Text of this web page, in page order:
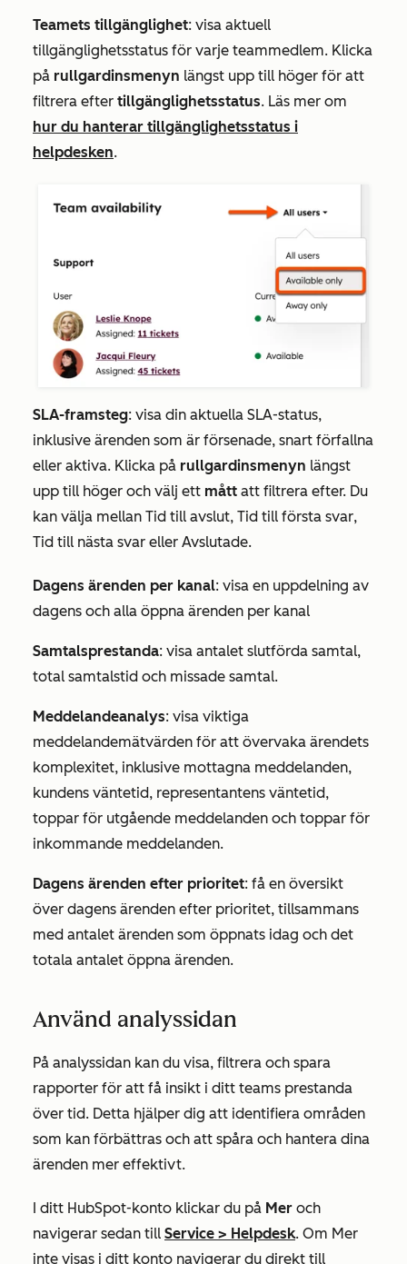
Teamets tillgänglighet: visa aktuell
tillgänglighetsstatus för varje teammedlem. Klicka
på rullgardinsmenyn längst upp till höger för att
filtrera efter tillgänglighetsstatus. Läs mer om
hur du hanterar tillgänglighetsstatus i
helpdesken.
SLA-framsteg: visa din aktuella SLA-status,
inklusive ärenden som är försenade, snart förfallna
eller aktiva. Klicka på rullgardinsmenyn längst
upp till höger och välj ett mått att filtrera efter. Du
kan välja mellan Tid till avslut, Tid till första svar,
Tid till nästa svar eller Avslutade.
Dagens ärenden per kanal: visa en uppdelning av
dagens och alla öppna ärenden per kanal
Samtalsprestanda: visa antalet slutförda samtal,
total samtalstid och missade samtal.
Meddelandeanalys: visa viktiga
meddelandemätvärden för att övervaka ärendets
komplexitet, inklusive mottagna meddelanden,
kundens väntetid, representantens väntetid,
toppar för utgående meddelanden och toppar för
inkommande meddelanden.
Dagens ärenden efter prioritet: få en översikt
över dagens ärenden efter prioritet, tillsammans
med antalet ärenden som öppnats idag och det
totala antalet öppna ärenden.
Använd analyssidan
På analyssidan kan du visa, filtrera och spara
rapporter för att få insikt i ditt teams prestanda
över tid. Detta hjälper dig att identifiera områden
som kan förbättras och att spåra och hantera dina
ärenden mer effektivt.
I ditt HubSpot-konto klickar du på Mer och
navigerar sedan till Service > Helpdesk. Om Mer
inte visas i ditt konto navigerar du direkt till